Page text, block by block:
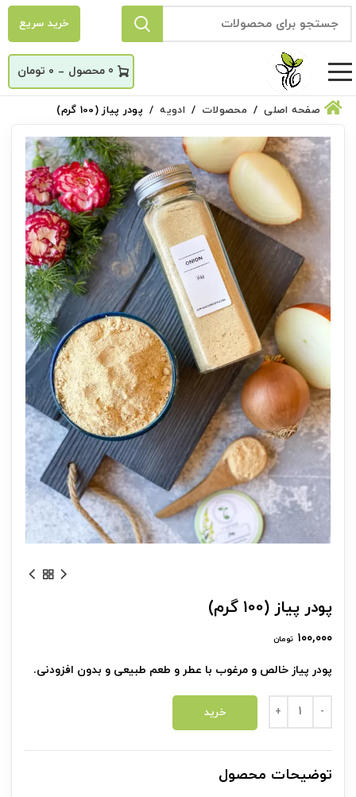
خرید سریع
0
_ ۰ تومان
صفحه اصلی محصولات ادویه پودر پیاز (100 گرم)
پودر پیاز (100 گرم)
۱۰۰,۰۰۰ تومان
پودر پیاز خالص و مرغوب با عطر و طعم طبیعی و بدون افزودنی.
پودر پیاز (100 گرم) عدد
خرید
توضیحات محصول